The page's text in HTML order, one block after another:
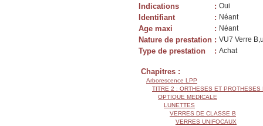
Indications : Oui
Identifiant : Néant
Age maxi : Néant
Nature de prestation : VU7 Verre
Type de prestation : Achat
Chapitres :
Arborescence LPP
TITRE 2 : ORTHESES ET PROTHESES
OPTIQUE MEDICALE
LUNETTES
VERRES DE CLASSE B
VERRES UNIFOCAUX